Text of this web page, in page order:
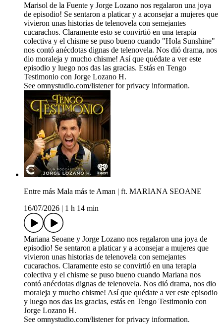
Marisol de la Fuente y Jorge Lozano nos regalaron una joya
de episodio! Se sentaron a platicar y a aconsejar a mujeres que
vivieron unas historias de telenovela con semejantes
cucarachos. Claramente esto se convirtió en una terapia
colectiva y el chisme se puso bueno cuando "Hola Sunshine"
nos contó anécdotas dignas de telenovela. Nos dió drama, nos
dio moraleja y mucho chisme! Así que quédate a ver este
episodio y luego nos das las gracias. Estás en Tengo
Testimonio con Jorge Lozano H.
See omnystudio.com/listener for privacy information.
Entre más Mala más te Aman | ft. MARIANA SEOANE
16/07/2026 | 1 h 14 min
Mariana Seoane y Jorge Lozano nos regalaron una joya de
episodio! Se sentaron a platicar y a aconsejar a mujeres que
vivieron unas historias de telenovela con semejantes
cucarachos. Claramente esto se convirtió en una terapia
colectiva y el chisme se puso bueno cuando Mariana nos
contó anécdotas dignas de telenovela. Nos dió drama, nos dio
moraleja y mucho chisme! Así que quédate a ver este episodio
y luego nos das las gracias, estás en Tengo Testimonio con
Jorge Lozano H.
See omnystudio.com/listener for privacy information.